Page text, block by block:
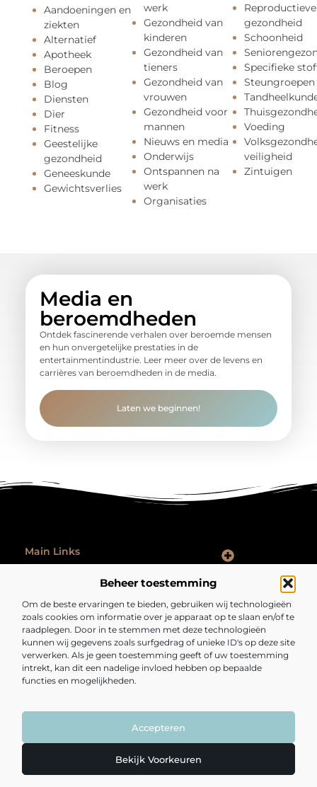
Beheer toestemming
Om de beste ervaringen te bieden, gebruiken wij technologieën
zoals cookies om informatie over je apparaat op te slaan en/of te
raadplegen. Door in te stemmen met deze technologieën
kunnen wij gegevens zoals surfgedrag of unieke ID's op deze site
verwerken. Als je geen toestemming geeft of uw toestemming
intrekt, kan dit een nadelige invloed hebben op bepaalde
functies en mogelijkheden.
Accepteren
Bekijk Voorkeuren
Aandoeningen en
ziekten
Alternatief
Apotheek
Beroepen
Blog
Diensten
Dier
Fitness
Geestelijke
gezondheid
Geneeskunde
Gewichtsverlies
werk
Gezondheid van
kinderen
Gezondheid van
tieners
Gezondheid van
vrouwen
Gezondheid voor
mannen
Nieuws en media
Onderwijs
Ontspannen na
werk
Organisaties
Reproductieve
gezondheid
Schoonheid
Specifieke
Steungroepen
Voeding
veiligheid
Zintuigen
Media en
beroemdheden
Ontdek fascinerende verhalen over beroemde mensen
en hun onvergetelijke prestaties in de
entertainmentindustrie. Leer meer over de levens en
carrières van beroemdheden in de media.
Laten we beginnen!
Main Links
Bericht categorie
Lees mee met artikelen en verhalen die je kijk op het dagelijks leven
verrijken en verrassen.